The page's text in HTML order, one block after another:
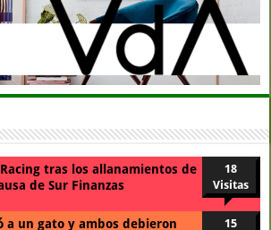
tras los allanamientos de
de Sur Finanzas
18
Visitas
a un gato y ambos debieron 15